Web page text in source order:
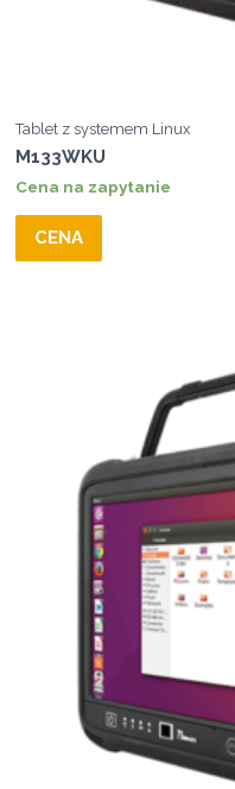
Tablet z systemem Linux
M133WKU
Cena na zapytanie
CENA